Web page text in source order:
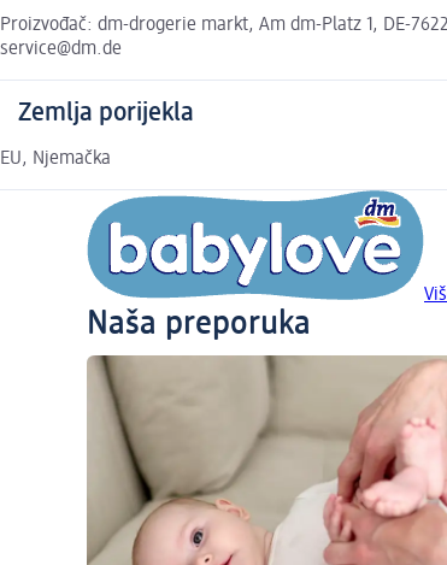
Proizvođač: dm-drogerie markt, Am dm-Platz 1, DE-
service@dm.de
Zemlja porijekla
EU, Njemačka
Naša preporuka